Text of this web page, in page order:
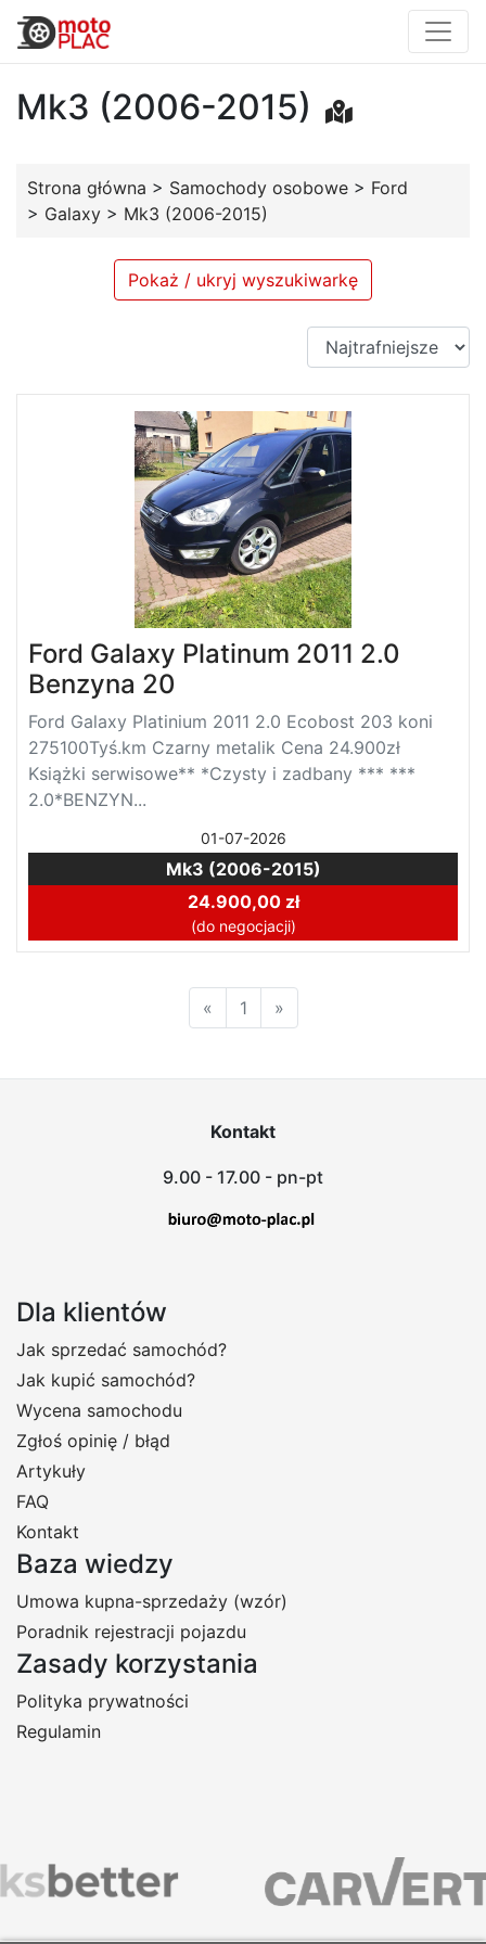
Mk3 (2006-2015)
Strona główna > Samochody osobowe > Ford
> Galaxy > Mk3 (2006-2015)
Pokaż / ukryj wyszukiwarkę
Ford Galaxy Platinum 2011 2.0
Benzyna 20
Ford Galaxy Platinium 2011 2.0 Ecobost 203 koni
275100Tyś.km Czarny metalik Cena 24.900zł
Książki serwisowe** *Czysty i zadbany *** ***
2.0*BENZYN...
01-07-2026
Mk3 (2006-2015)
24.900,00 zł
(do negocjacji)
« 1 »
Kontakt
9.00 - 17.00 - pn-pt
Dla klientów
Jak sprzedać samochód?
Jak kupić samochód?
Wycena samochodu
Zgłoś opinię / błąd
Artykuły
FAQ
Kontakt
Baza wiedzy
Umowa kupna-sprzedaży (wzór)
Poradnik rejestracji pojazdu
Zasady korzystania
Polityka prywatności
Regulamin